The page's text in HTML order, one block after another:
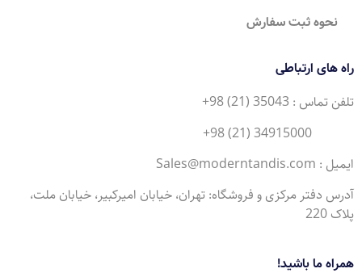
نحوه ثبت سفارش
راه های ارتباطی
تلفن تماس : 35043 (21) 98+
ایمیل : Sales@moderntandis.com
آدرس دفتر مرکزی و فروشگاه: تهران، خیابان امیرکبیر، خیابان ملت،
پلاک 220
همراه ما باشید!